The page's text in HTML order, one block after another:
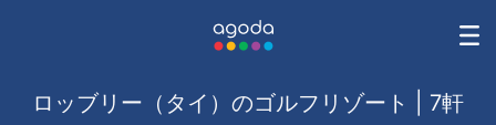
ロッブリー（タイ）のゴルフリゾート | 7軒